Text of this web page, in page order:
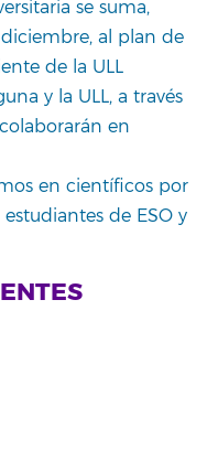
se suma,
al plan de
de la ULL
y la ULL, a través
en
en científicos por
de ESO y